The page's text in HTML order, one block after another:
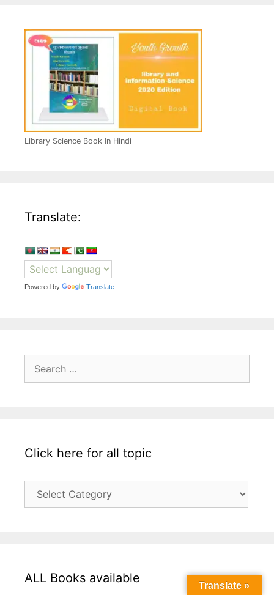
Library Science Book In Hindi
Translate:
Powered by Translate
for:
Click here for all topic
here
ALL Books available
Translate »